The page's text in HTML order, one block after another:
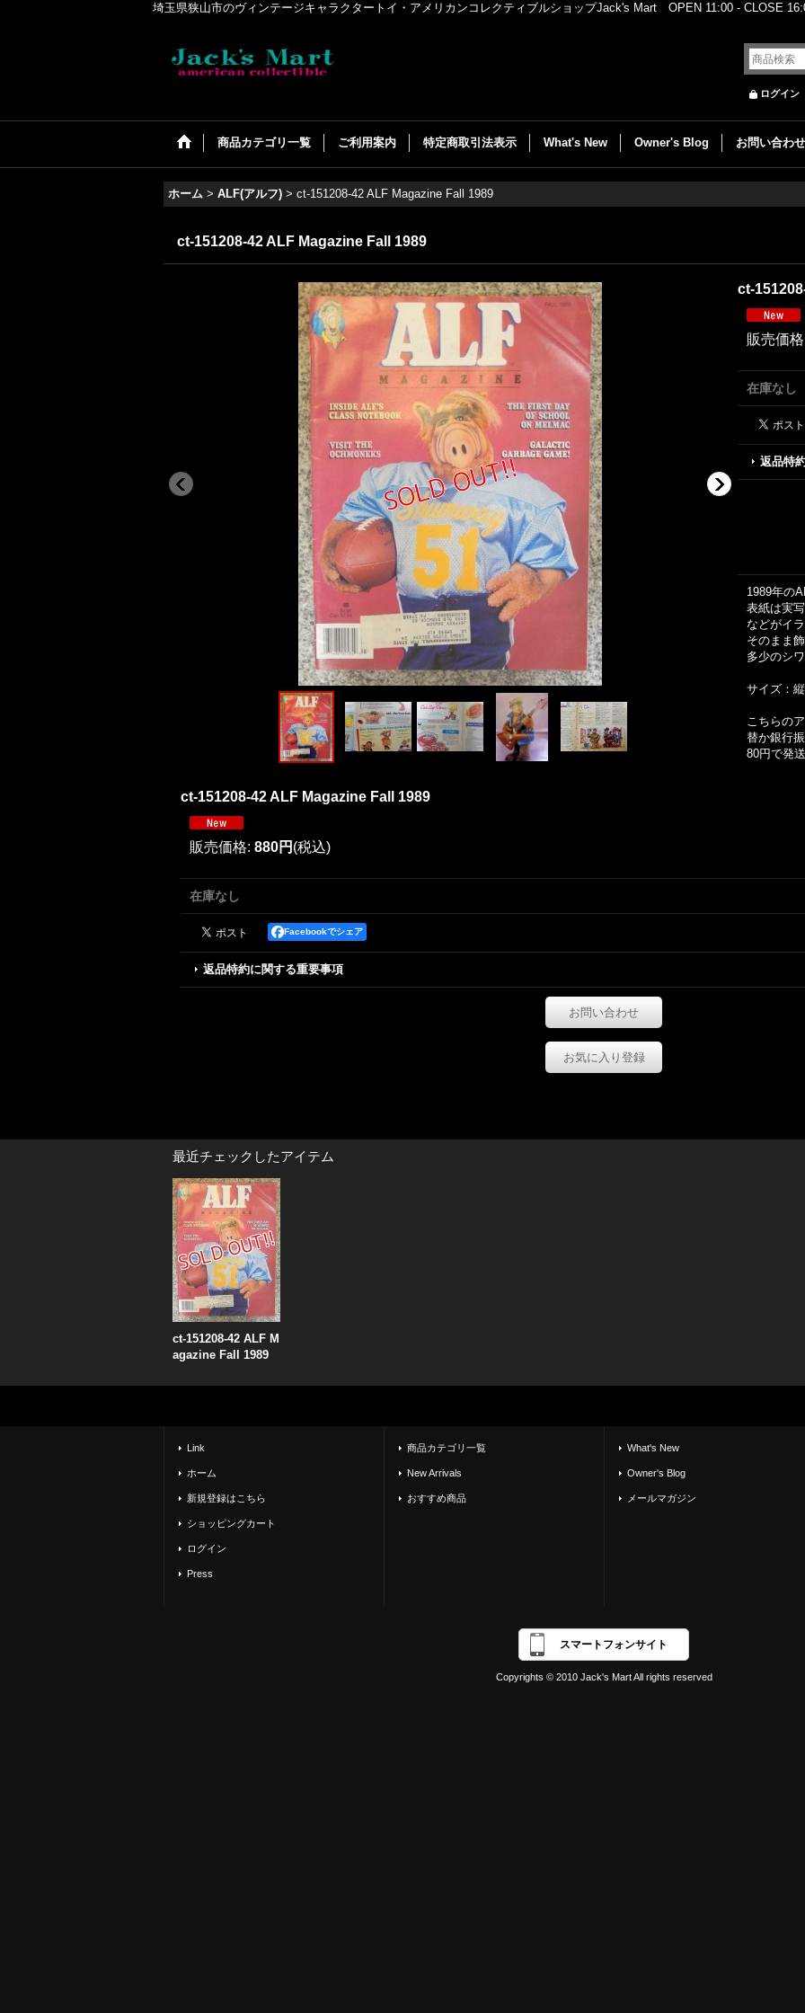
埼玉県狭山市のヴィンテージキャラクタートイ・アメリカンコレクティブルショップJack's Mart OPEN 11:00 - CLOSE
ログイン
商品カテゴリ一覧 ご利用案内 特定商取引法表示 What's New Owner's Blog お問い合わせ
ホーム > ALF(アルフ) > ct-151208-42 ALF Magazine Fall 1989
ct-151208-42 ALF Magazine Fall 1989
ct-
販売価格
在庫なし
返品特
1989年の
表紙は実
などがイ
そのまま
多少のシ
サイズ：
こちらの
替か銀行
80円で発
ct-151208-42 ALF Magazine Fall 1989
販売価格: 880円 (税込)
在庫なし
Facebookでシェア
返品特約に関する重要事項
お問い合わせ
お気に入り登録
最近チェックしたアイテム
ct-151208-42 ALF M
agazine Fall 1989
Link
ホーム
新規登録はこちら
ショッピングカート
ログイン
Press
商品カテゴリ一覧
New Arrivals
おすすめ商品
What's New
Owner's Blog
メールマガジン
スマートフォンサイト
Copyrights © 2010 Jack's Mart All rights reserved